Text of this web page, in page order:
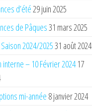
d’été29 juin 2025
de Pâques31 mars 2025
2024/202531 août 2024
– 10 Février 2024 17
mi-année 8 janvier 2024